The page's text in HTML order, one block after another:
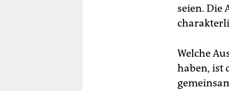
seien. Die
Welche
haben, ist